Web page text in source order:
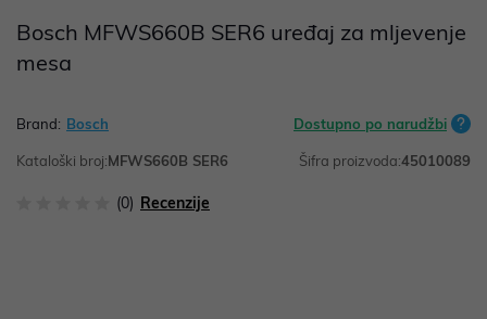
Bosch MFWS660B SER6 uređaj za mljevenje
mesa
Brand: Bosch Dostupno po narudžbi
Kataloški broj:MFWS660B SER6 Šifra proizvoda:45010089
(0) Recenzije